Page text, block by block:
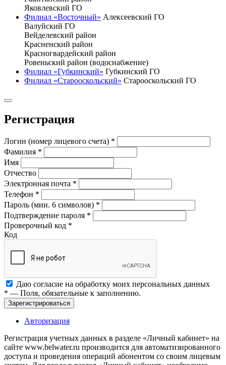
Яковлевский ГО
Филиал «Восточный» Алексеевский ГО
Валуйский ГО
Вейделевский район
Красненский район
Красногвардейский район
Ровеньский район (водоснабжение)
Филиал «Губкинский» Губкинский ГО
Филиал «Старооскольский» Старооскольский ГО
Регистрация
Логин (номер лицевого счета) *
Фамилия *
Имя
Отчество
Электронная почта *
Телефон *
Пароль (мин. 6 символов) *
Подтверждение пароля *
Проверочный код *
Код
Даю согласие на обработку моих персональных данных
* — Поля, обязательные к заполнению.
Зарегистрироваться
Авторизация
Регистрация учетных данных в разделе «Личный кабинет» на
сайте www.belwater.ru производится для автоматизированного
доступа и проведения операций абонентом со своим лицевым